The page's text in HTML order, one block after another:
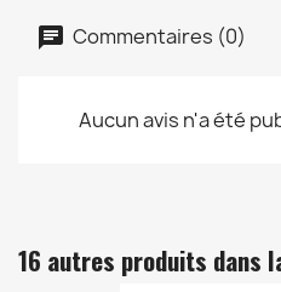
Commentaires (0)
Aucun avis n'a été
16 autres produits dans